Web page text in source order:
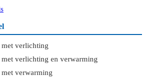
met verlichting
verlichting en verwarming
verwarming